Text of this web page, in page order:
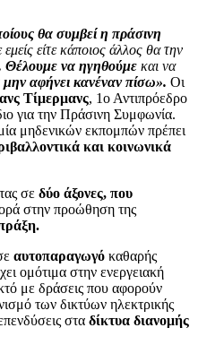
θα συμβεί η πράσινη
είτε κάποιος άλλος θα την
Θέλουμε να ηγηθούμε και να
αφήνει κανέναν πίσω». Οι
Τίμερμανς, 1ο Αντιπρόεδρο
για την Πράσινη Συμφωνία.
μηδενικών εκπομπών πρέπει
και κοινωνικά
σε δύο άξονες, που
στην προώθηση της
αυτοπαραγωγό καθαρής
ομότιμα στην ενεργειακή
με δράσεις που αφορούν
των δικτύων ηλεκτρικής
στα δίκτυα διανομής